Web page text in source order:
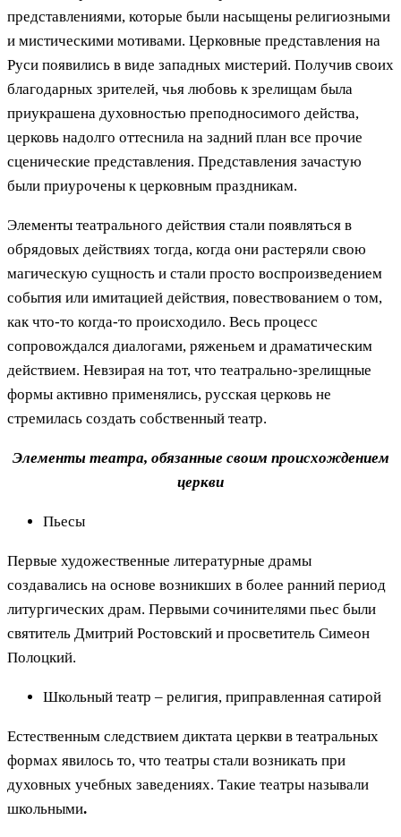
представлениями, которые были насыщены религиозными
и мистическими мотивами. Церковные представления на
Руси появились в виде западных мистерий. Получив своих
благодарных зрителей, чья любовь к зрелищам была
приукрашена духовностью преподносимого действа,
церковь надолго оттеснила на задний план все прочие
сценические представления. Представления зачастую
были приурочены к церковным праздникам.
Элементы театрального действия стали появляться в
обрядовых действиях тогда, когда они растеряли свою
магическую сущность и стали просто воспроизведением
события или имитацией действия, повествованием о том,
как что-то когда-то происходило. Весь процесс
сопровождался диалогами, ряженьем и драматическим
действием. Невзирая на тот, что театрально-зрелищные
формы активно применялись, русская церковь не
стремилась создать собственный театр.
Элементы театра, обязанные своим происхождением
церкви
Пьесы
Первые художественные литературные драмы
создавались на основе возникших в более ранний период
литургических драм. Первыми сочинителями пьес были
святитель Дмитрий Ростовский и просветитель Симеон
Полоцкий.
Школьный театр – религия, приправленная сатирой
Естественным следствием диктата церкви в театральных
формах явилось то, что театры стали возникать при
духовных учебных заведениях. Такие театры называли
школьными.